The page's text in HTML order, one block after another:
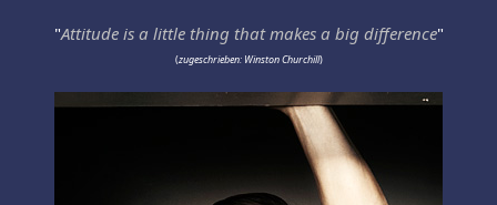
"Attitude is a little thing that makes a big difference"
(zugeschrieben: Winston Churchill)